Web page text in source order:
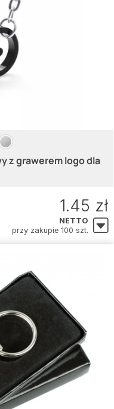
z grawerem logo dla
1.45 zł
NETTO
przy zakupie 100 szt.